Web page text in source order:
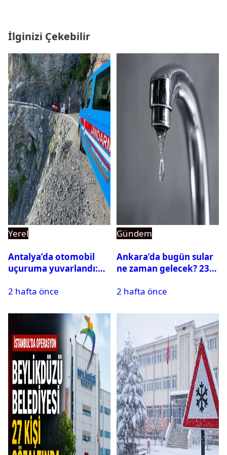
İlginizi Çekebilir
Yerel
Antalya’da otomobil
uçuruma yuvarlandı:
var
2 hafta önce
Gündem
Ankara’da bugün sular
ne zaman gelecek? 23
su kesintisi sorgulama
2 hafta önce